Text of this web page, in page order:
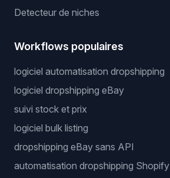
Detecteur de niches
Workflows populaires
logiciel automatisation dropshipping
logiciel dropshipping eBay
suivi stock et prix
logiciel bulk listing
dropshipping eBay sans API
automatisation dropshipping Shopify